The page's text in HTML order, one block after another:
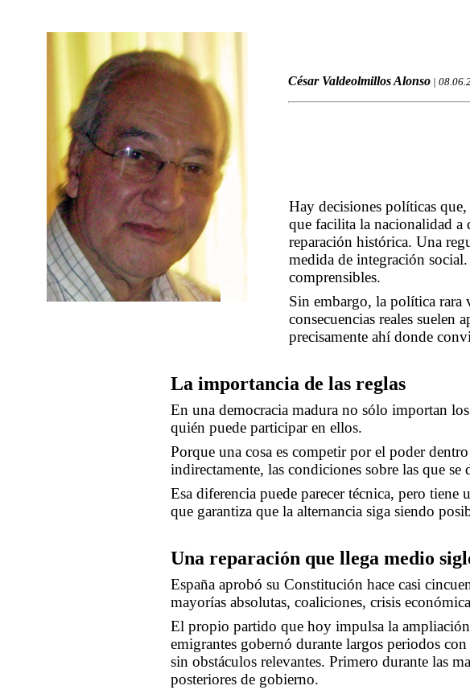
César Valdeolmillos Alonso |
Hay decisiones políticas
que facilita la nacionalidad a
reparación histórica. Una
medida de integración
comprensibles.
Sin embargo, la política rara
consecuencias reales suelen
precisamente ahí donde
La importancia de las reglas
En una democracia madura no sólo importan
quién puede participar en ellos.
Porque una cosa es competir por el poder
indirectamente, las condiciones sobre las que se
Esa diferencia puede parecer técnica, pero
que garantiza que la alternancia siga siendo
Una reparación que llega medio
España aprobó su Constitución hace casi
mayorías absolutas, coaliciones, crisis
El propio partido que hoy impulsa la ampliación
emigrantes gobernó durante largos periodos
sin obstáculos relevantes. Primero durante las
posteriores de gobierno.